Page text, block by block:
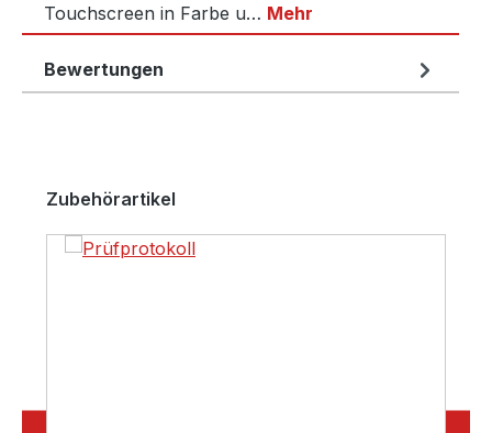
Touchscreen in Farbe u… Mehr
Bewertungen
Produktgalerie überspringen
Zubehörartikel